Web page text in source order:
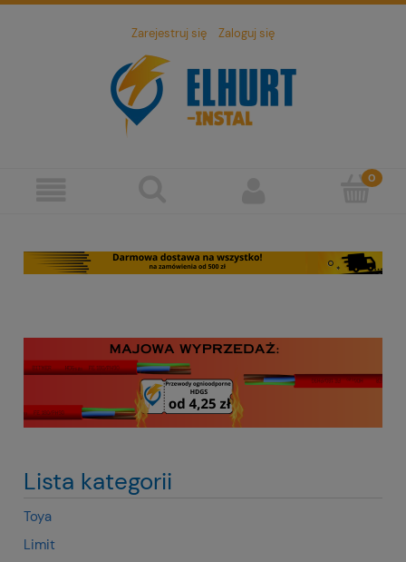
Zarejestruj się Zaloguj się
Lista kategorii
Toya
Limit